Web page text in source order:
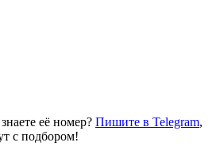
её номер? Пишите в Telegram,
с подбором!